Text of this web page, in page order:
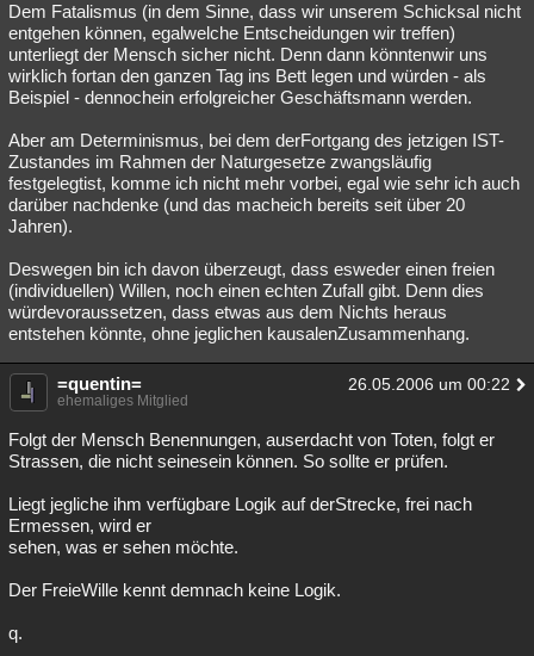
Dem Fatalismus (in dem Sinne, dass wir unserem Schicksal nicht
entgehen können, egalwelche Entscheidungen wir treffen)
unterliegt der Mensch sicher nicht. Denn dann könntenwir uns
wirklich fortan den ganzen Tag ins Bett legen und würden - als
Beispiel - dennochein erfolgreicher Geschäftsmann werden.
Aber am Determinismus, bei dem derFortgang des jetzigen IST-
Zustandes im Rahmen der Naturgesetze zwangsläufig
festgelegtist, komme ich nicht mehr vorbei, egal wie sehr ich auch
darüber nachdenke (und das macheich bereits seit über 20
Jahren).
Deswegen bin ich davon überzeugt, dass esweder einen freien
(individuellen) Willen, noch einen echten Zufall gibt. Denn dies
würdevoraussetzen, dass etwas aus dem Nichts heraus
entstehen könnte, ohne jeglichen kausalenZusammenhang.
=quentin= 26.05.2006 um 00:22
ehemaliges Mitglied
Folgt der Mensch Benennungen, auserdacht von Toten, folgt er
Strassen, die nicht seinesein können. So sollte er prüfen.
Liegt jegliche ihm verfügbare Logik auf derStrecke, frei nach
Ermessen, wird er
sehen, was er sehen möchte.
Der FreieWille kennt demnach keine Logik.
q.